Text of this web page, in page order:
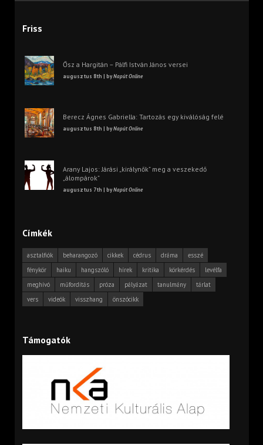
Friss
Ősz a Hargitán – Pálfi István János versei
augusztus 8th | byNapút Online
Berecz Ágnes Gabriella: Tartozás egy kiválóság felé
augusztus 8th | byNapút Online
Arany Lajos: Járási „királynők” meg a veszekedő
„álompárok”
augusztus 7th | byNapút Online
Címkék
asztalfiók beharangozó cikkek cédrus dráma
esszé
fénykör
haiku hangszóló hírek kritika körkérdés
levélfa
meghívó
műfordítás próza pályázat tanulmány
tárlat
vers
videók visszhang önszócikk
Támogatók